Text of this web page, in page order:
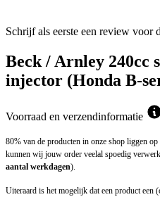
Schrijf als eerste een review voor
Beck / Arnley 240cc
injector (Honda B-
Voorraad en verzendinformatie
80% van de producten in onze shop liggen op
kunnen wij jouw order veelal spoedig
aantal werkdagen).
Uiteraard is het mogelijk dat een product een